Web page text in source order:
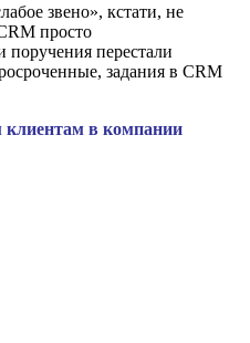
звено», кстати, не
просто
поручения перестали
задания в CRM
в компании